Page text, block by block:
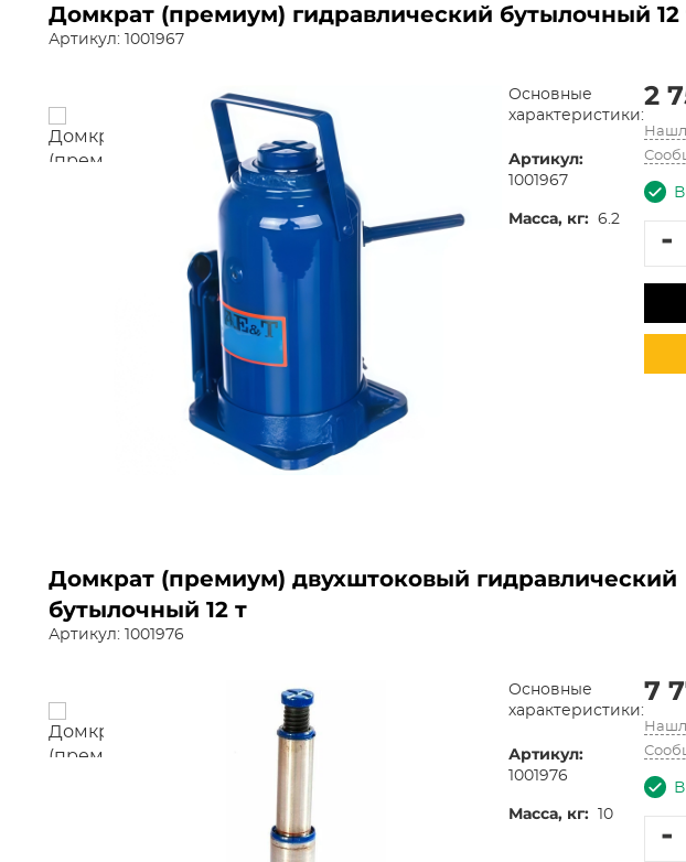
Домкрат (премиум) гидравлический бутылочный 12
Артикул: 1001967
Основные
характеристики:
Артикул:
1001967
Масса, кг: 6.2
2
-
Домкрат (премиум) двухштоковый гидравлический
бутылочный 12 т
Артикул: 1001976
Основные
характеристики:
Артикул:
1001976
Масса, кг: 10
7
-